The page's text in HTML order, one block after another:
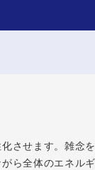
させます。雑念
ら全体のエネル